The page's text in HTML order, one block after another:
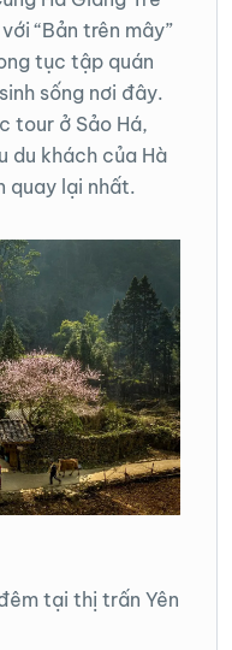
“Bản trên mây”
tục tập quán
sống nơi đây.
tour ở Sảo Há,
du khách của Hà
quay lại nhất.
tại thị trấn Yên